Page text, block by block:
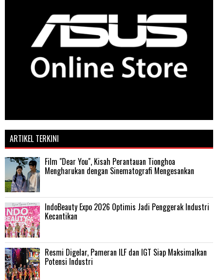
ARTIKEL TERKINI
Film "Dear You", Kisah Perantauan Tionghoa
Mengharukan dengan Sinematografi Mengesankan
IndoBeauty Expo 2026 Optimis Jadi Penggerak Industri
Kecantikan
Resmi Digelar, Pameran ILF dan IGT Siap Maksimalkan
Potensi Industri